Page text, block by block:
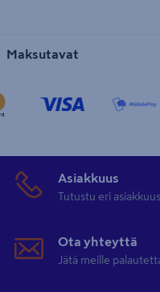
Maksutavat
Asiakkuus
Tutustu eri
Ota yhteyttä
Jätä meille